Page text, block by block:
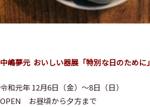
中嶋夢元 おいしい器展「特別な日のために」
令和元年 12月6日（金）～8日（日）
OPEN お昼頃から夕方まで